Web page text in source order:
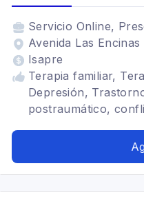
Servicio Online,
Avenida Las
Isapre
Terapia familiar,
Depresión,
postraumático,